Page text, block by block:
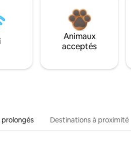
Animaux
acceptés
Destinations à proximité